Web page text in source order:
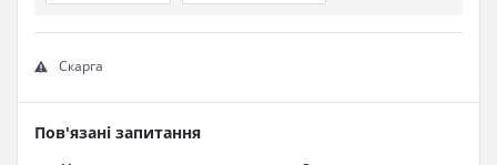
Скарга
Пов'язані запитання